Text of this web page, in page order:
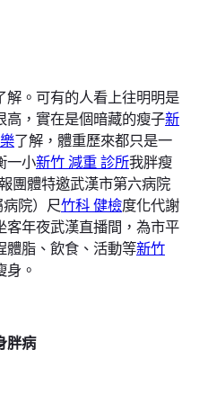
。可有的人看上往明明是
高，實在是個暗藏的瘦子新
了解，體重歷來都只是一
一小新竹 減重 診所我胖瘦
團體特邀武漢市第六病院
病院）尺竹科 健檢度化代謝
年夜武漢直播間，為市平
體脂、飲食、活動等新竹
。
胖病